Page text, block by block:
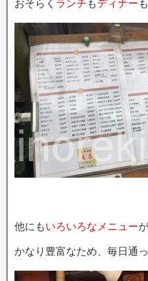
おそらく ランチ もディナー も
他にもいろいろなメニュー
かなり豊富なため、毎日通